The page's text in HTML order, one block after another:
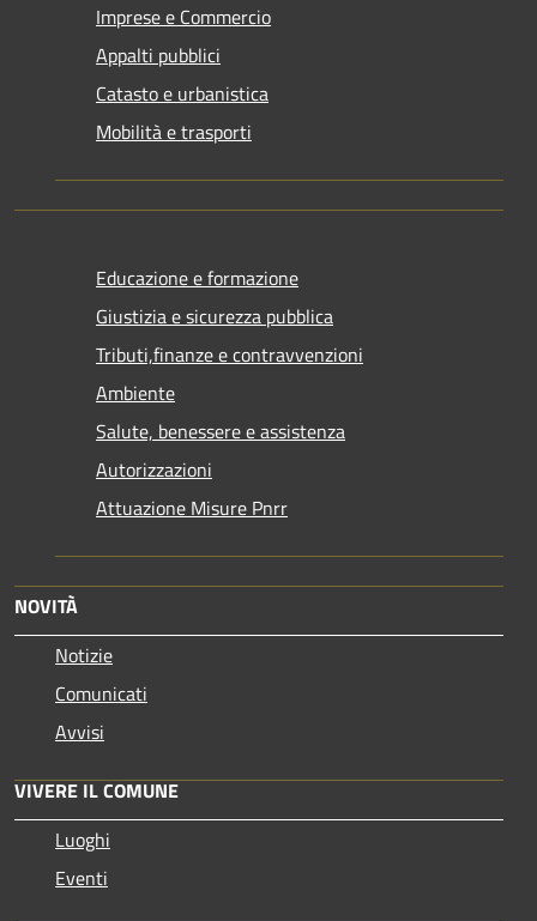
Imprese e Commercio
Appalti pubblici
Catasto e urbanistica
Mobilità e trasporti
Educazione e formazione
Giustizia e sicurezza pubblica
Tributi,finanze e contravvenzioni
Ambiente
Salute, benessere e assistenza
Autorizzazioni
Attuazione Misure Pnrr
NOVITÀ
Notizie
Comunicati
Avvisi
VIVERE IL COMUNE
Luoghi
Eventi